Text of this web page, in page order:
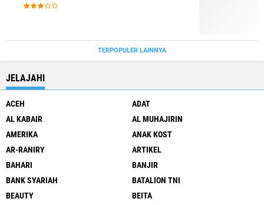
TERPOPULER LAINNYA
JELAJAHI
ACEH
ADAT
AL KABAIR
AL MUHAJIRIN
AMERIKA
ANAK KOST
AR-RANIRY
ARTIKEL
BAHARI
BANJIR
BANK SYARIAH
BATALION TNI
BEAUTY
BEITA